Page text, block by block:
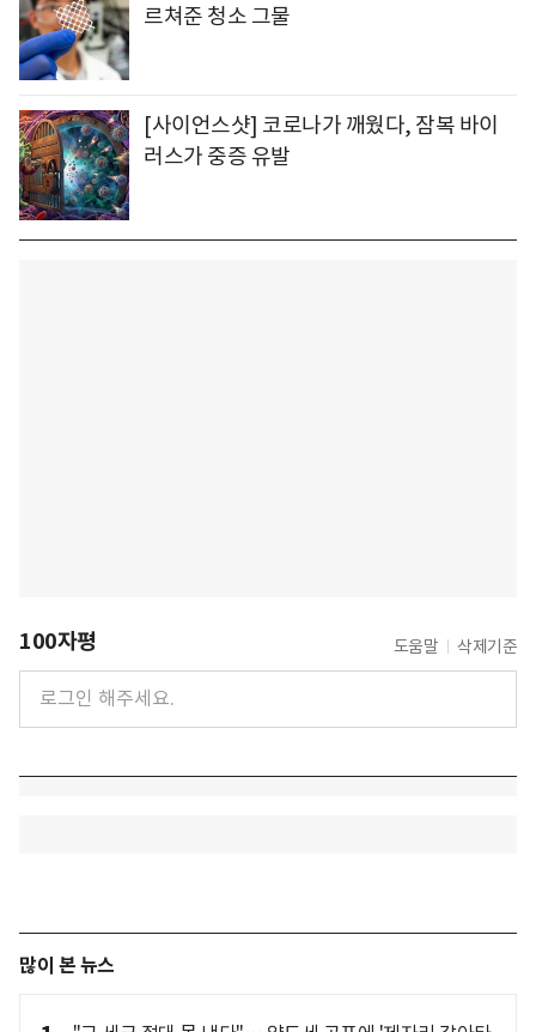
르쳐준 청소 그물
[사이언스샷] 코로나가 깨웠다, 잠복 바이
러스가 중증 유발
100자평 도움말 삭제기준
많이 본 뉴스